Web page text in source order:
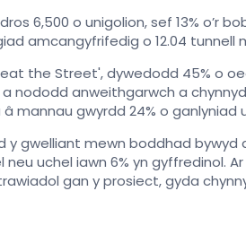
6,500 o unigolion, sef 13% o’r
amcangyfrifedig o 12.04 tunnell
the Street', dywedodd 45% o
nododd anweithgarwch a
mannau gwyrdd 24% o ganlyniad
gwelliant mewn boddhad
uchel iawn 6% yn gyffredinol.
gan y prosiect, gyda